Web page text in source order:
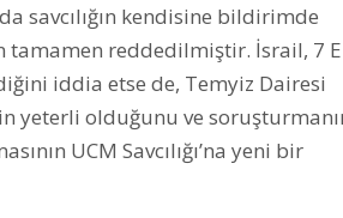
savcılığın kendisine bildirimde
tamamen reddedilmiştir. İsrail, 7
iddia etse de, Temyiz Dairesi
yeterli olduğunu ve
UCM Savcılığı’na yeni bir